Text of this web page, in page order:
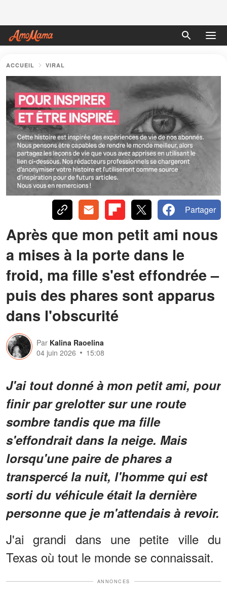
ACCUEIL VIRAL
Partager
Après que mon petit ami nous
a mises à la porte dans le
froid, ma fille s'est effondrée –
puis des phares sont apparus
dans l'obscurité
Par Kalina Raoelina
04 juin 2026
15:08
J'ai tout donné à mon petit ami, pour
finir par grelotter sur une route
sombre tandis que ma fille
s'effondrait dans la neige. Mais
lorsqu'une paire de phares a
transpercé la nuit, l'homme qui est
sorti du véhicule était la dernière
personne que je m'attendais à revoir.
J'ai grandi dans une petite ville du
Texas où tout le monde se connaissait.
ANNONCES